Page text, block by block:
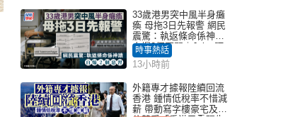
33歲港男突中風半身癱
瘓 母拖3日先報警 網民
震驚：執返條命係神蹟
自爆2個惡習｜Juicy叮
時事熱話
13小時前
外籍專才據報陸續回流
香港 鍾情低稅率不惜減
薪 帶動寫字樓豪宅及學